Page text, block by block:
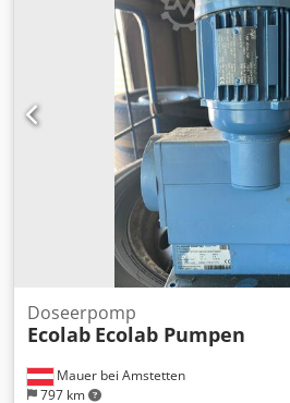
Mauer bei Amstetten
797 km
Doseerpomp
Ecolab Ecolab Pumpen